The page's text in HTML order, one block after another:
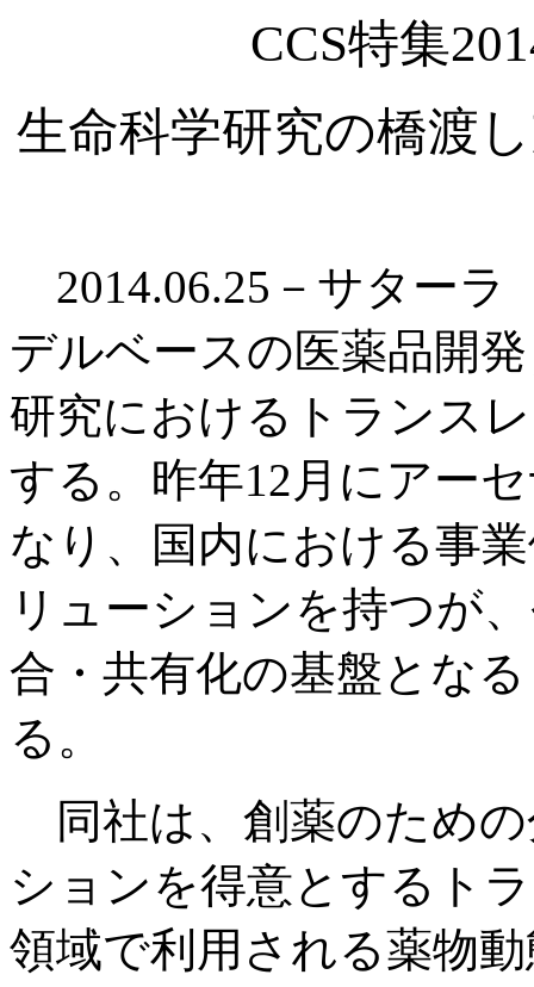
CCS特集
生命科学研究の橋渡
2014.06.25－サターラ
デルベースの医薬品開
研究におけるトランス
する。昨年12月にアー
なり、国内における事
リューションを持つが
合・共有化の基盤とな
る。
同社は、創薬のため
ションを得意とするト
領域で利用される薬物